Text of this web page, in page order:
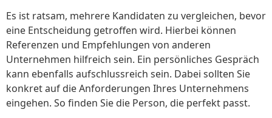
Es ist ratsam, mehrere Kandidaten zu vergleichen, bevor
eine Entscheidung getroffen wird. Hierbei können
Referenzen und Empfehlungen von anderen
Unternehmen hilfreich sein. Ein persönliches Gespräch
kann ebenfalls aufschlussreich sein. Dabei sollten Sie
konkret auf die Anforderungen Ihres Unternehmens
eingehen. So finden Sie die Person, die perfekt passt.